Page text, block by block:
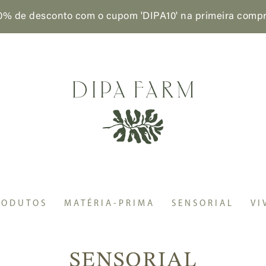
de desconto com o cupom 'DIPA10' na primeira
MATÉRIA-PRIMA SENSORIAL
SENSORIAL